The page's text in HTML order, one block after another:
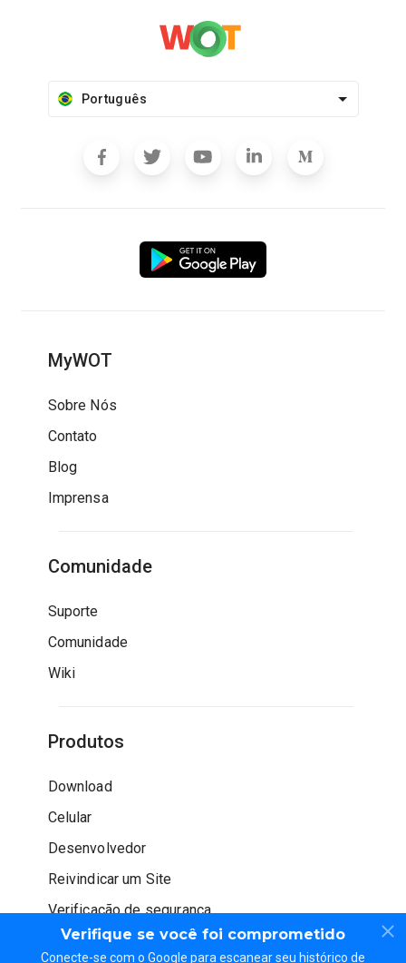
Verifique se você foi comprometido
Conecte-se com o Google para escanear seu histórico de
Português
MyWOT
Sobre Nós
Contato
Blog
Imprensa
Comunidade
Suporte
Comunidade
Wiki
Produtos
Download
Celular
Desenvolvedor
Reivindicar um Site
Verificação de segurança